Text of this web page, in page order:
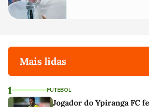
Mais lidas
1 FUTEBOL
Jogador do Ypiranga FC